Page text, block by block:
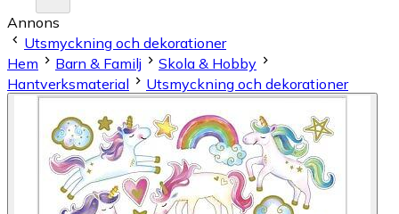
Annons
Utsmyckning och dekorationer
Hem
Barn & Familj
Skola & Hobby
Hantverksmaterial
Utsmyckning och dekorationer